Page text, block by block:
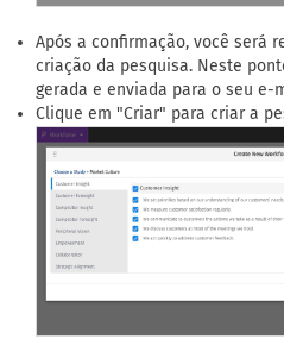
Após a confirmação, você será
criação da pesquisa. Neste
gerada e enviada para o seu e-
Clique em "Criar" para criar a